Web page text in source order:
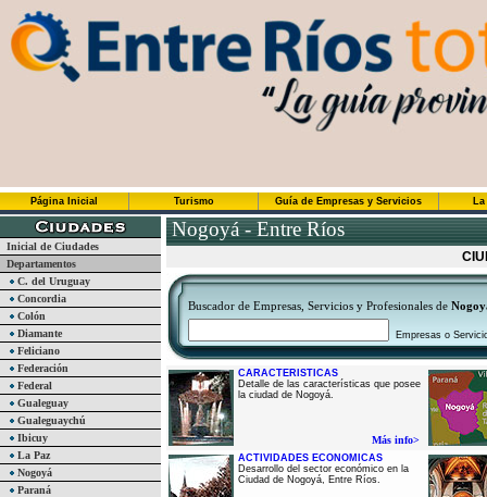
Página Inicial Turismo Guía de Empresas y Servicios
Inicial de Ciudades
Departamentos
C. del Uruguay
Concordia
Colón
Diamante
Feliciano
Federación
Federal
Gualeguay
Gualeguaychú
Ibicuy
La Paz
Nogoyá
Paraná
Nogoyá - Entre Ríos
Buscador de Empresas, Servicios y Profesionales de
Empresas o
CARACTERISTICAS
Detalle de las características que posee
la ciudad de Nogoyá.
Más info>
ACTIVIDADES ECONOMICAS
Desarrollo del sector económico en la
Ciudad de Nogoyá, Entre Ríos.